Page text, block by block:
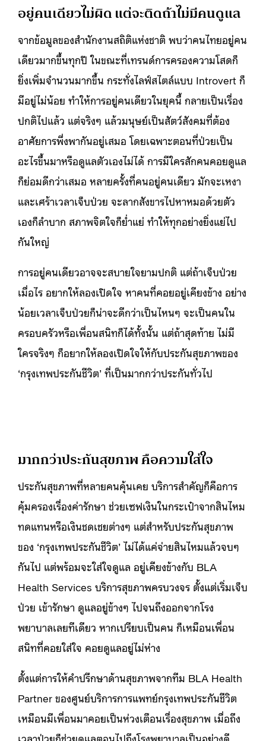
อยู่คนเดียวไม่ผิด แต่จะติดถ้าไม่มีคนดูแล
จากข้อมูลของสำนักงานสถิติแห่งชาติ พบว่าคนไทยอยู่คน
เดียวมากขึ้นทุกปี ในขณะที่เทรนด์การครองความโสดก็
ยิ่งเพิ่มจำนวนมากขึ้น กระทั่งไลฟ์สไตล์แบบ Introvert ก็
มีอยู่ไม่น้อย ทำให้การอยู่คนเดียวในยุคนี้ กลายเป็นเรื่อง
ปกติไปแล้ว แต่จริงๆ แล้วมนุษย์เป็นสัตว์สังคมที่ต้อง
อาศัยการพึ่งพากันอยู่เสมอ โดยเฉพาะตอนที่ป่วยเป็น
อะไรขึ้นมาหรือดูแลตัวเองไม่ได้ การมีใครสักคนคอยดูแล
ก็ย่อมดีกว่าเสมอ หลายครั้งที่คนอยู่คนเดียว มักจะเหงา
และเศร้าเวลาเจ็บป่วย จะลากสังขารไปหาหมอด้วยตัว
เองก็ลำบาก สภาพจิตใจก็ย่ำแย่ ทำให้ทุกอย่างยิ่งแย่ไป
กันใหญ่
การอยู่คนเดียวอาจจะสบายใจยามปกติ แต่ถ้าเจ็บป่วย
เมื่อไร อยากให้ลองเปิดใจ หาคนที่คอยอยู่เคียงข้าง อย่าง
น้อยเวลาเจ็บป่วยก็น่าจะดีกว่าเป็นไหนๆ จะเป็นคนใน
ครอบครัวหรือเพื่อนสนิทก็ได้ทั้งนั้น แต่ถ้าสุดท้าย ไม่มี
ใครจริงๆ ก็อยากให้ลองเปิดใจให้กับประกันสุขภาพของ
‘กรุงเทพประกันชีวิต’ ที่เป็นมากกว่าประกันทั่วไป
มากกว่าประกันสุขภาพ คือความใส่ใจ
ประกันสุขภาพที่หลายคนคุ้นเคย บริการสำคัญก็คือการ
คุ้มครองเรื่องค่ารักษา ช่วยเซฟเงินในกระเป๋าจากสินไหม
ทดแทนหรือเงินชดเชยต่างๆ แต่สำหรับประกันสุขภาพ
ของ ‘กรุงเทพประกันชีวิต’ ไม่ได้แค่จ่ายสินไหมแล้วจบๆ
กันไป แต่พร้อมจะใส่ใจดูแล อยู่เคียงข้างกับ BLA
Health Services บริการสุขภาพครบวงจร ตั้งแต่เริ่มเจ็บ
ป่วย เข้ารักษา ดูแลอยู่ข้างๆ ไปจนถึงออกจากโรง
พยาบาลเลยทีเดียว หากเปรียบเป็นคน ก็เหมือนเพื่อน
สนิทที่คอยใส่ใจ คอยดูแลอยู่ไม่ห่าง
ตั้งแต่การให้คำปรึกษาด้านสุขภาพจากทีม BLA Health
Partner ของศูนย์บริการการแพทย์กรุงเทพประกันชีวิต
เหมือนมีเพื่อนมาคอยเป็นห่วงเตือนเรื่องสุขภาพ เมื่อถึง